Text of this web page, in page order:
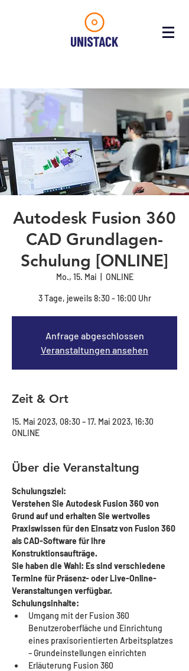
Autodesk Fusion 360
CAD Grundlagen-
Schulung [ONLINE]
Mo., 15. Mai ONLINE
3 Tage, jeweils 8:30 - 16:00 Uhr
Anfrage abgeschlossen
Veranstaltungen ansehen
Zeit & Ort
15. Mai 2023, 08:30 – 17. Mai 2023, 16:30
ONLINE
Über die Veranstaltung
Schulungsziel:
Verstehen Sie Autodesk Fusion 360 von
Grund auf und erhalten Sie wertvolles
Praxiswissen für den Einsatz von Fusion 360
als CAD-Software für Ihre
Konstruktionsaufträge.
Sie haben die Wahl: Es sind verschiedene
Termine für Präsenz- oder Live-Online-
Veranstaltungen verfügbar.
Schulungsinhalte:
Umgang mit der Fusion 360
Benutzeroberfläche und Einrichtung
eines praxisorientierten Arbeitsplatzes
– Grundeinstellungen einrichten
Erläuterung Fusion 360